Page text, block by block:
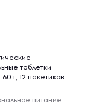
таблетки
г, 12 пакетиков
питание